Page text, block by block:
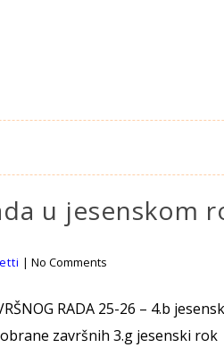
u jesenskom
|No Comments
RADA 25-26 – 4.b
završnih 3.g jesenski rok